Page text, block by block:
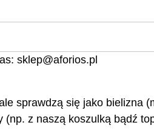
sklep@aforios.pl
sprawdzą się jako bielizna
z naszą koszulką bądź